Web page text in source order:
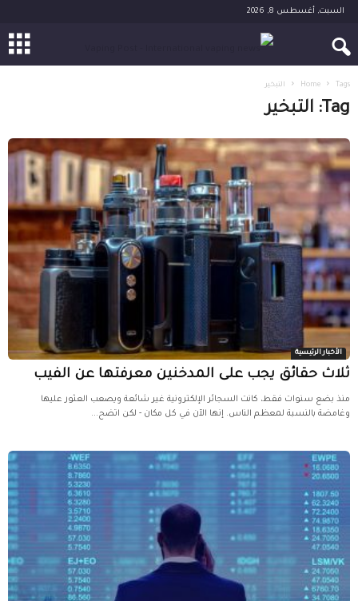
السبت, أغسطس 8, 2026
Home Tags التبخير
Tag: التبخير
الأخبار الرئيسية
ثلاث حقائق يجب على المدخنين معرفتها عن الفيب
منذ بضع سنوات فقط، كانت السجائر الإلكترونية غير شائعة ويصعب العثور عليها
وغامضة بالنسبة لمعظم الناس. إنها الآن في كل مكان - لكن اتضح...